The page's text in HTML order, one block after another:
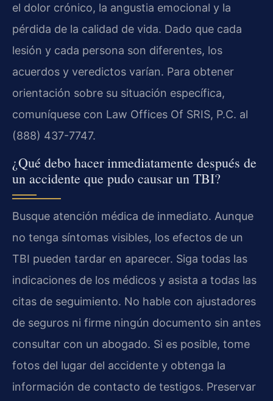
el dolor crónico, la angustia emocional y la
pérdida de la calidad de vida. Dado que cada
lesión y cada persona son diferentes, los
acuerdos y veredictos varían. Para obtener
orientación sobre su situación específica,
comuníquese con Law Offices Of SRIS, P.C. al
(888) 437-7747.
¿Qué debo hacer inmediatamente después de
un accidente que pudo causar un TBI?
Busque atención médica de inmediato. Aunque
no tenga síntomas visibles, los efectos de un
TBI pueden tardar en aparecer. Siga todas las
indicaciones de los médicos y asista a todas las
citas de seguimiento. No hable con ajustadores
de seguros ni firme ningún documento sin antes
consultar con un abogado. Si es posible, tome
fotos del lugar del accidente y obtenga la
información de contacto de testigos. Preservar